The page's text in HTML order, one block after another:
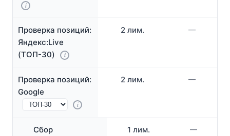
i
Проверка позиций:
Яндекс:Live
(ТОП-30)
i
2 лим. —
Проверка позиций:
Google
i
2 лим. —
Сбор
1 лим. —